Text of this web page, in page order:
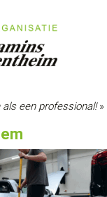
een professional!»